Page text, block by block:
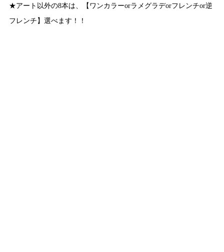
★アート以外の8本は、【ワンカラーorラメグラデorフレンチor逆
フレンチ】選べます！！